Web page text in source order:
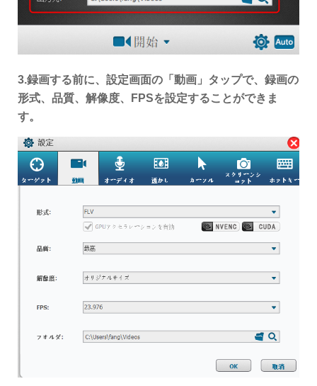
3.録画する前に、設定画面の「動画」タップで、録画の
形式、品質、解像度、FPSを設定することができま
す。